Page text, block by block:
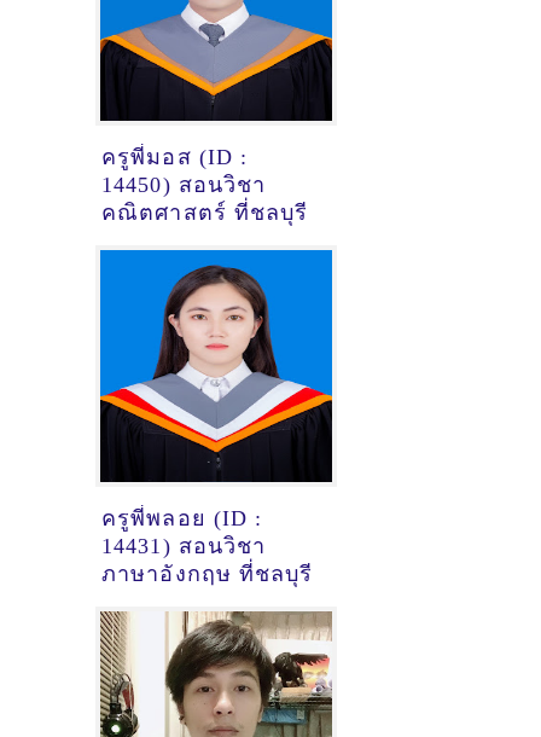
ครูพี่มอส (ID :
14450) สอนวิชา
คณิตศาสตร์ ที่ชลบุรี
ครูพี่พลอย (ID :
14431) สอนวิชา
ภาษาอังกฤษ ที่ชลบุรี